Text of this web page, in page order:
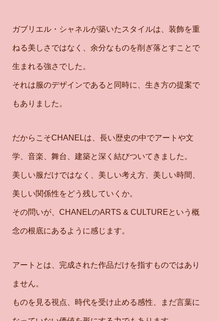
ガブリエル・シャネルが築いたスタイルは、装飾を重
ねる美しさではなく、余分なものを削ぎ落とすことで
生まれる強さでした。
それは服のデザインであると同時に、生き方の提案で
もありました。
だからこそCHANELは、長い歴史の中でアートや文
学、音楽、舞台、建築と深く結びついてきました。
美しい服だけではなく、美しい考え方、美しい時間、
美しい関係性をどう残していくか。
その問いが、CHANELのARTS & CULTUREという概
念の根底にあるように感じます。
アートとは、完成された作品だけを指すものではあり
ません。
ものを見る視点、時代を受け止める感性、まだ言葉に